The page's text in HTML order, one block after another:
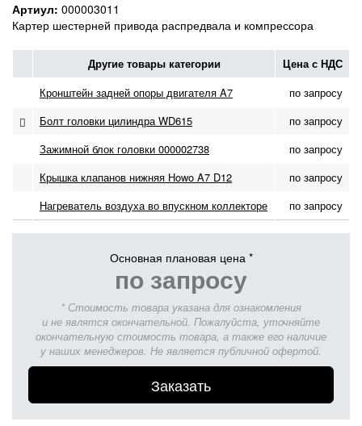
Артиул: 000003011
Картер шестерней привода распредвала и компрессора
Другие товары категории Цена с НДС
Кронштейн задней опоры двигателя A7
по запросу
Болт головки цилиндра WD615
по запросу
Зажимной блок головки 000002738
по запросу
Крышка клапанов нижняя Howo A7 D12
по запросу
Нагреватель воздуха во впускном коллекторе
по запросу
Основная плановая цена *
по запросу
* Стоимость товара указана для ознакомления
и не являтся окончательной. Пожалуйста, уточняйте
окончательную стоимость товара, а также его наличие
у наших менеджеров. Не является публичной офертой.
Заказать